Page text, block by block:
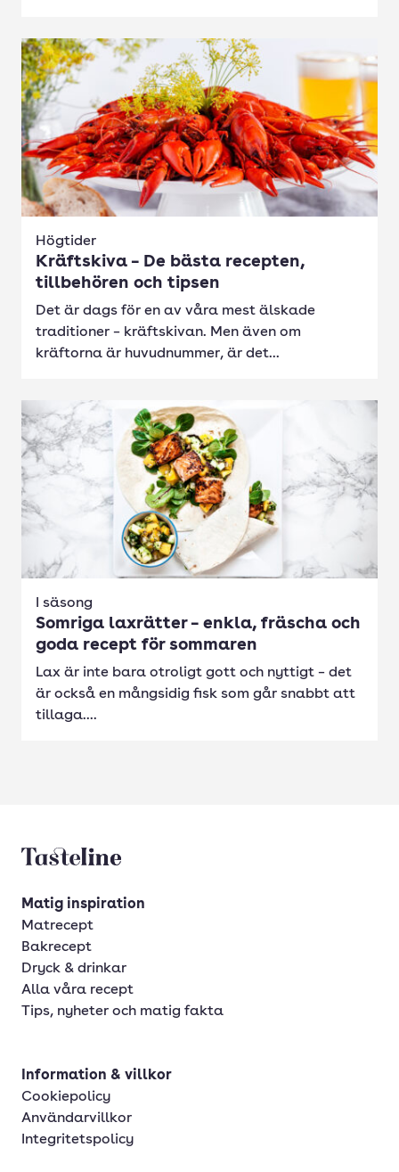
Högtider
Kräftskiva – De bästa recepten,
tillbehören och tipsen
Det är dags för en av våra mest älskade
traditioner – kräftskivan. Men även om
kräftorna är huvudnummer, är det...
I säsong
Somriga laxrätter – enkla, fräscha och
goda recept för sommaren
Lax är inte bara otroligt gott och nyttigt – det
är också en mångsidig fisk som går snabbt att
tillaga....
Tasteline startsida
Matig inspiration
Matrecept
Bakrecept
Dryck & drinkar
Alla våra recept
Tips, nyheter och matig fakta
Information & villkor
Cookiepolicy
Användarvillkor
Integritetspolicy